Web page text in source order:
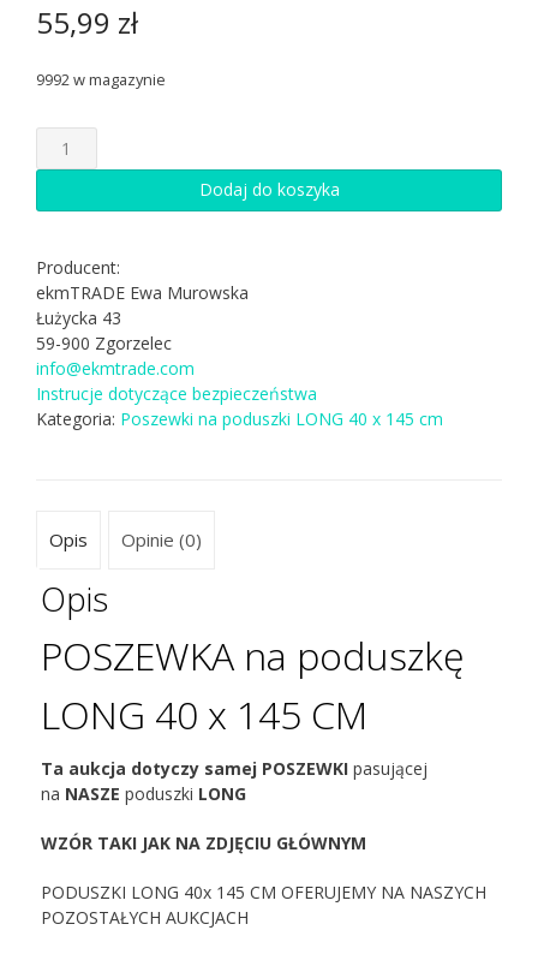
55,99 zł
9992 w magazynie
ilość
dodatkowa
na
LONG
40
x
145
W95
Dodaj do koszyka
Producent:
ekmTRADE Ewa Murowska
Łużycka 43
59-900 Zgorzelec
info@ekmtrade.com
Instrucje dotyczące bezpieczeństwa
Kategoria: Poszewki na poduszki LONG 40 x 145 cm
Opis Opinie (0)
Opis
POSZEWKA na poduszkę
LONG 40 x 145 CM
Ta aukcja dotyczy samej POSZEWKI pasującej
na NASZE poduszki LONG
WZÓR TAKI JAK NA ZDJĘCIU GŁÓWNYM
PODUSZKI LONG 40x 145 CM OFERUJEMY NA NASZYCH
POZOSTAŁYCH AUKCJACH